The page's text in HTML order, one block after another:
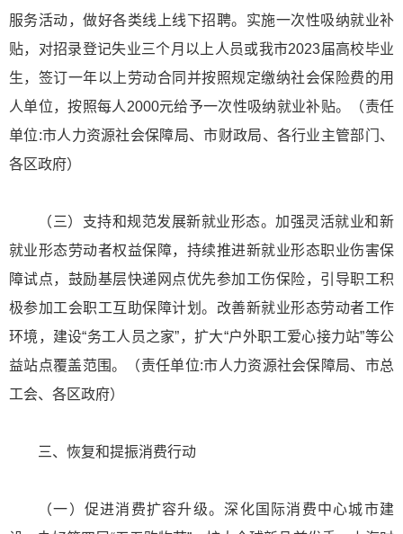
服务活动，做好各类线上线下招聘。实施一次性吸纳就业补
贴，对招录登记失业三个月以上人员或我市2023届高校毕业
生，签订一年以上劳动合同并按照规定缴纳社会保险费的用
人单位，按照每人2000元给予一次性吸纳就业补贴。（责任
单位:市人力资源社会保障局、市财政局、各行业主管部门、
各区政府）
（三）支持和规范发展新就业形态。加强灵活就业和新
就业形态劳动者权益保障，持续推进新就业形态职业伤害保
障试点，鼓励基层快递网点优先参加工伤保险，引导职工积
极参加工会职工互助保障计划。改善新就业形态劳动者工作
环境，建设“务工人员之家”，扩大“户外职工爱心接力站”等公
益站点覆盖范围。（责任单位:市人力资源社会保障局、市总
工会、各区政府）
三、恢复和提振消费行动
（一）促进消费扩容升级。深化国际消费中心城市建